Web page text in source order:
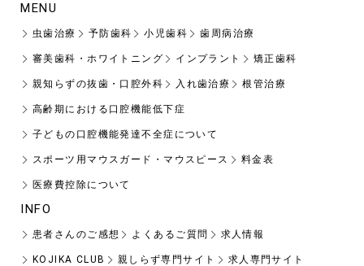
MENU
虫歯治療 予防歯科 小児歯科 歯周病治療
審美歯科・ホワイトニング インプラント 矯正歯科
親知らずの抜歯・口腔外科 入れ歯治療 根管治療
高齢期における口腔機能低下症
子どもの口腔機能発達不全症について
スポーツ用マウスガード・マウスピース 料金表
医療費控除について
INFO
患者さんのご感想 よくあるご質問 求人情報
KOJIKA CLUB 親しらず専門サイト 求人専門サイト